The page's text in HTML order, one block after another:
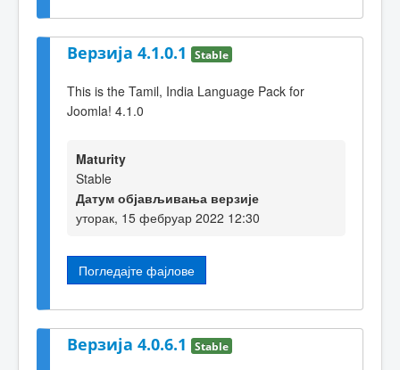
Верзија 4.1.0.1 Stable
This is the Tamil, India Language Pack for
Joomla! 4.1.0
Maturity
Stable
Датум објављивања верзије
уторак, 15 фебруар 2022 12:30
Погледајте фајлове
Верзија 4.0.6.1 Stable